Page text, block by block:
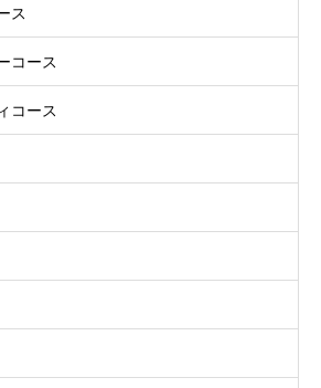
ス
コース
コース